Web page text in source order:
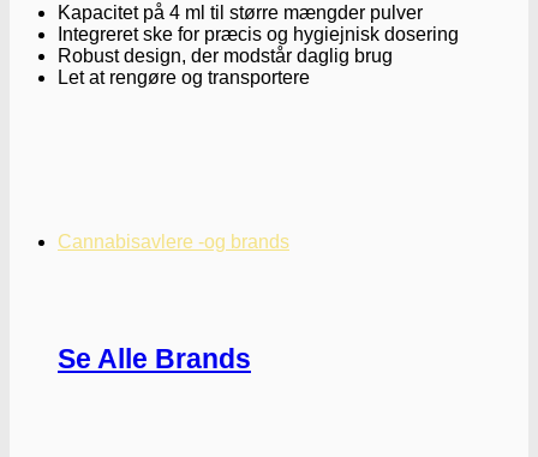
Cannabisavlere -og brands
Se Alle Brands
Kapacitet på 4 ml til større mængder pulver
Integreret ske for præcis og hygiejnisk dosering
Robust design, der modstår daglig brug
Let at rengøre og transportere